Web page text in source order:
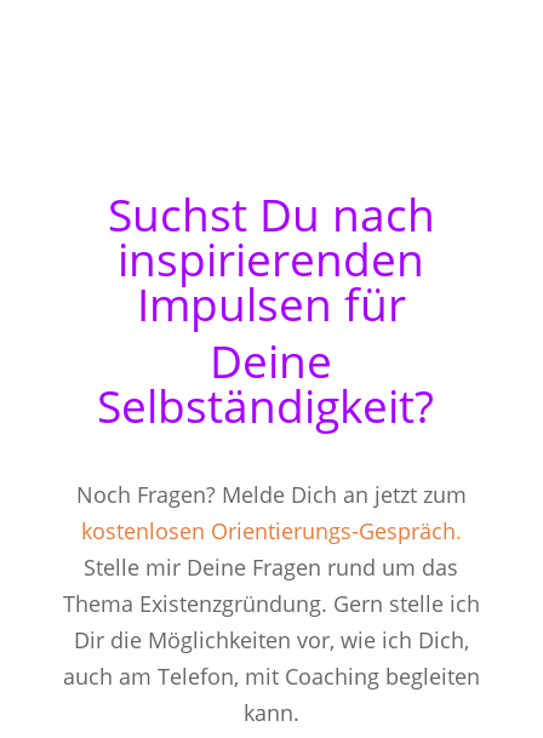
Suchst Du nach
inspirierenden
Impulsen für
Deine
Selbständigkeit?
Noch Fragen? Melde Dich an jetzt zum
kostenlosen Orientierungs-Gespräch.
Stelle mir Deine Fragen rund um das
Thema Existenzgründung. Gern stelle ich
Dir die Möglichkeiten vor, wie ich Dich,
auch am Telefon, mit Coaching begleiten
kann.